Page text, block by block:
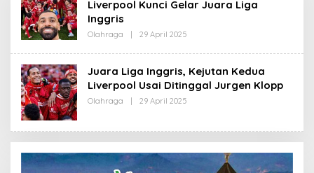
Liverpool Kunci Gelar Juara Liga
Inggris
Olahraga 29 April 2025
E
R
E
D
I
Juara Liga Inggris, Kejutan Kedua
Liverpool Usai Ditinggal Jurgen Klopp
Olahraga 29 April 2025
H
R